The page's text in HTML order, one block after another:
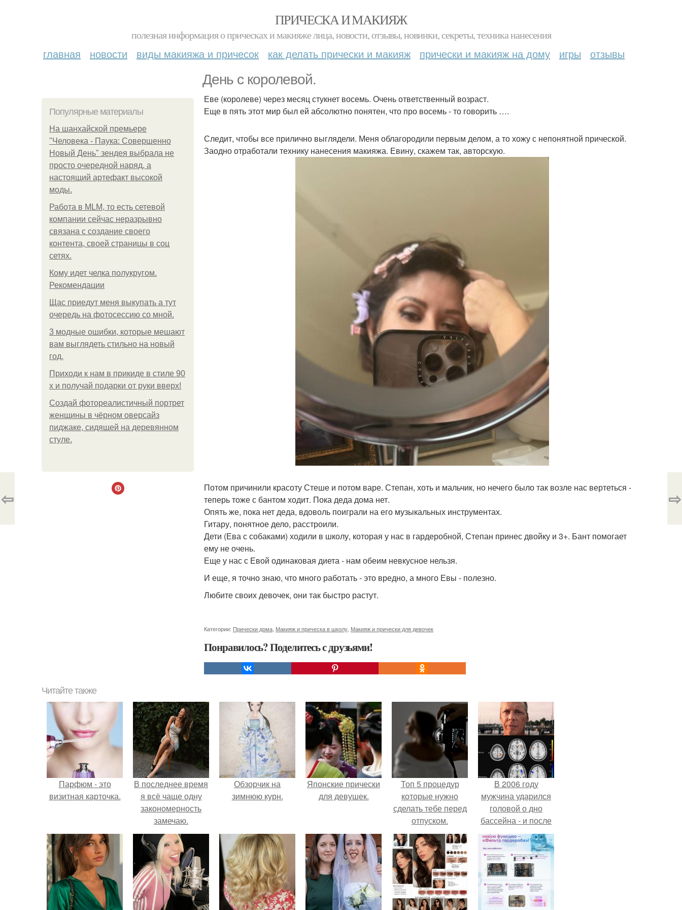
ПРИЧЕСКА И МАКИЯЖ
полезная информация о прическах и макияже лица, новости, отзывы, новинки, секреты, техника нанесения
главная новости виды макияжа и причесок как делать прически и макияж прически и макияж на дому игры отзывы
День с королевой.
Популярные материалы
На шанхайской премьере
"Человека - Паука: Совершенно
Новый День" зендея выбрала не
просто очередной наряд, а
настоящий артефакт высокой
моды.
Работа в MLM, то есть сетевой
компании сейчас неразрывно
связана с создание своего
контента, своей страницы в соц
сетях.
Кому идет челка полукругом.
Рекомендации
Щас приедут меня выкупать а тут
очередь на фотосессию со мной.
3 модные ошибки, которые мешают
вам выглядеть стильно на новый
год.
Приходи к нам в прикиде в стиле 90
х и получай подарки от руки вверх!
Создай фотореалистичный портрет
женщины в чёрном оверсайз
пиджаке, сидящей на деревянном
стуле.
Еве (королеве) через месяц стукнет восемь. Очень ответственный возраст.
Еще в пять этот мир был ей абсолютно понятен, что про восемь - то говорить ….
Следит, чтобы все прилично выглядели. Меня облагородили первым делом, а то хожу с непонятной прической.
Заодно отработали технику нанесения макияжа. Евину, скажем так, авторскую.
Потом причинили красоту Стеше и потом варе. Степан, хоть и мальчик, но нечего было так возле нас вертеться -
теперь тоже с бантом ходит. Пока деда дома нет.
Опять же, пока нет деда, вдоволь поиграли на его музыкальных инструментах.
Гитару, понятное дело, расстроили.
Дети (Ева с собаками) ходили в школу, которая у нас в гардеробной, Степан принес двойку и 3+. Бант помогает
ему не очень.
Еще у нас с Евой одинаковая диета - нам обеим невкусное нельзя.
И еще, я точно знаю, что много работать - это вредно, а много Евы - полезно.
Любите своих девочек, они так быстро растут.
Категории: Прически дома Макияж и прическа в школу Макияж и прически для девочек
Понравилось? Поделитесь с друзьями!
⇦ ⇨
Читайте также
Парфюм - это
визитная карточка.
В последнее время
я всё чаще одну
закономерность
замечаю.
Обзорчик на
зимнюю курн.
Японские прически
для девушек.
Топ 5 процедур
которые нужно
сделать тебе перед
отпуском.
В 2006 году
мужчина ударился
головой о дно
бассейна - и после
этого его жизнь
изменилась самым
странным образом.